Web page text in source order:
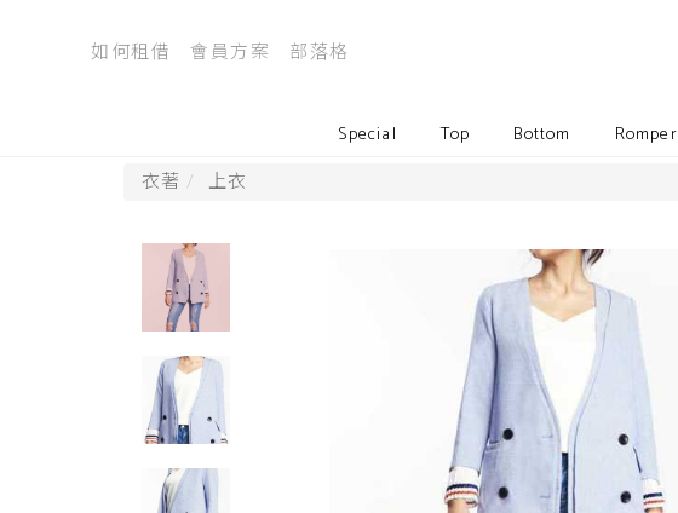
如何租借 會員方案 部落格
Special Top Bottom Romper
衣著 上衣